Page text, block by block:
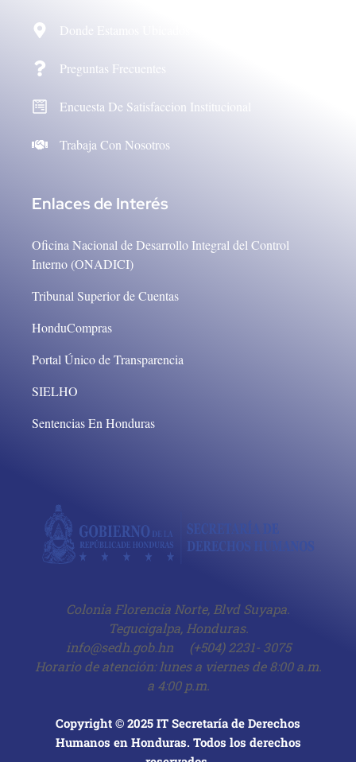
Donde Estamos Ubicados
Preguntas Frecuentes
Encuesta De Satisfaccion Institucional
Trabaja Con Nosotros
Enlaces de Interés
Oficina Nacional de Desarrollo Integral del Control
Interno (ONADICI)
Tribunal Superior de Cuentas
HonduCompras
Portal Único de Transparencia
SIELHO
Sentencias En Honduras
Colonia Florencia Norte, Blvd Suyapa.
Tegucigalpa, Honduras.
info@sedh.gob.hn
(+504) 2231- 3075
Horario de atención: lunes a viernes de 8:00 a.m.
a 4:00 p.m.
Copyright © 2025 IT Secretaría de Derechos
Humanos en Honduras. Todos los derechos